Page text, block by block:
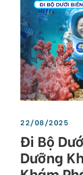
22/08/2025
Đi Bộ
Dưỡng